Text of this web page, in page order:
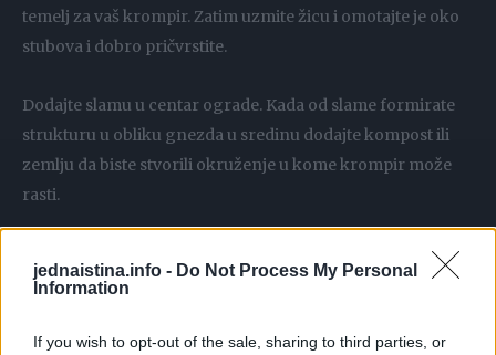
jednaistina.info - Do Not Process My Personal
Information
If you wish to opt-out of the sale, sharing to third parties, or
temelj za vaš krompir. Zatim uzmite žicu i omotajte je oko
stubova i dobro pričvrstite.
Dodajte slamu u centar ograde. Kada od slame formirate
strukturu u obliku gnezda u sredinu dodajte kompost ili
zemlju da biste stvorili okruženje u kome krompir može
rasti.
(oko 8 srednjih krompira)
i isecite ih. Ako možete, potrudite se da krompir bude